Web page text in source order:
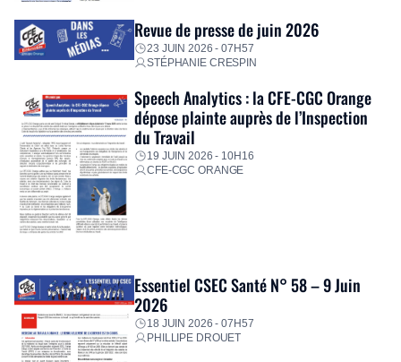
Revue de presse de juin 2026
23 JUIN 2026 - 07H57
STÉPHANIE CRESPIN
Speech Analytics : la CFE-CGC Orange
dépose plainte auprès de l’Inspection
du Travail
19 JUIN 2026 - 10H16
CFE-CGC ORANGE
Essentiel CSEC Santé N° 58 – 9 Juin
2026
18 JUIN 2026 - 07H57
PHILLIPE DROUET